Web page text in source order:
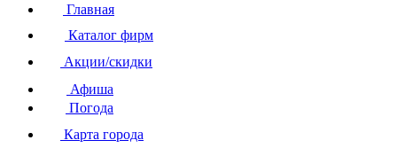
Главная
Каталог фирм
Акции/скидки
Афиша
Погода
Карта города